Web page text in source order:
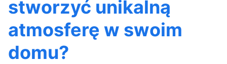
stworzyć unikalną
atmosferę w swoim
domu?